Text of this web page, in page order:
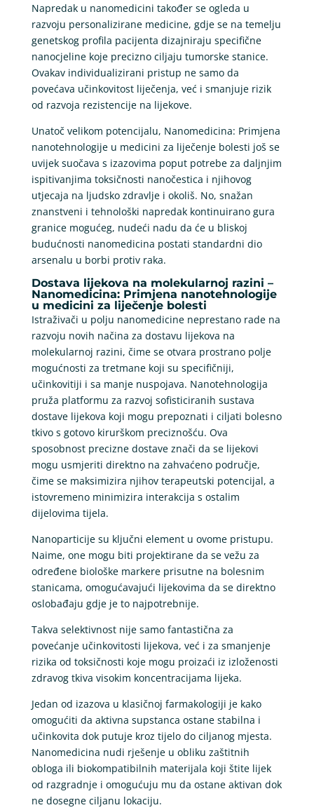
Napredak u nanomedicini također se ogleda u
razvoju personalizirane medicine, gdje se na temelju
genetskog profila pacijenta dizajniraju specifične
nanocjeline koje precizno ciljaju tumorske stanice.
Ovakav individualizirani pristup ne samo da
povećava učinkovitost liječenja, već i smanjuje rizik
od razvoja rezistencije na lijekove.
Unatoč velikom potencijalu, Nanomedicina: Primjena
nanotehnologije u medicini za liječenje bolesti još se
uvijek suočava s izazovima poput potrebe za daljnjim
ispitivanjima toksičnosti nanočestica i njihovog
utjecaja na ljudsko zdravlje i okoliš. No, snažan
znanstveni i tehnološki napredak kontinuirano gura
granice mogućeg, nudeći nadu da će u bliskoj
budućnosti nanomedicina postati standardni dio
arsenalu u borbi protiv raka.
Dostava lijekova na molekularnoj razini –
Nanomedicina: Primjena nanotehnologije
u medicini za liječenje bolesti
Istraživači u polju nanomedicine neprestano rade na
razvoju novih načina za dostavu lijekova na
molekularnoj razini, čime se otvara prostrano polje
mogućnosti za tretmane koji su specifičniji,
učinkovitiji i sa manje nuspojava. Nanotehnologija
pruža platformu za razvoj sofisticiranih sustava
dostave lijekova koji mogu prepoznati i ciljati bolesno
tkivo s gotovo kirurškom preciznošću. Ova
sposobnost precizne dostave znači da se lijekovi
mogu usmjeriti direktno na zahvaćeno područje,
čime se maksimizira njihov terapeutski potencijal, a
istovremeno minimizira interakcija s ostalim
dijelovima tijela.
Nanoparticije su ključni element u ovome pristupu.
Naime, one mogu biti projektirane da se vežu za
određene biološke markere prisutne na bolesnim
stanicama, omogućavajući lijekovima da se direktno
oslobađaju gdje je to najpotrebnije.
Takva selektivnost nije samo fantastična za
povećanje učinkovitosti lijekova, već i za smanjenje
rizika od toksičnosti koje mogu proizaći iz izloženosti
zdravog tkiva visokim koncentracijama lijeka.
Jedan od izazova u klasičnoj farmakologiji je kako
omogućiti da aktivna supstanca ostane stabilna i
učinkovita dok putuje kroz tijelo do ciljanog mjesta.
Nanomedicina nudi rješenje u obliku zaštitnih
obloga ili biokompatibilnih materijala koji štite lijek
od razgradnje i omogućuju mu da ostane aktivan dok
ne dosegne ciljanu lokaciju.